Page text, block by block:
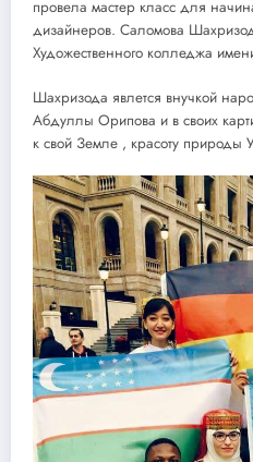
провела мастер класс для
дизайнеров. Саломова
Художественного колледжа
Шахризода явлется внучкой
Абдуллы Орипова и в своих
к свой Земле , красоту природы